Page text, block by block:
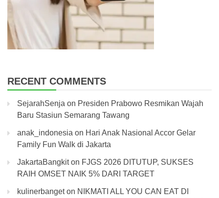
RECENT COMMENTS
SejarahSenja on Presiden Prabowo Resmikan Wajah
Baru Stasiun Semarang Tawang
anak_indonesia on Hari Anak Nasional Accor Gelar
Family Fun Walk di Jakarta
JakartaBangkiton FJGS 2026 DITUTUP, SUKSES
RAIH OMSET NAIK 5% DARI TARGET
kulinerbangeton NIKMATI ALL YOU CAN EAT DI